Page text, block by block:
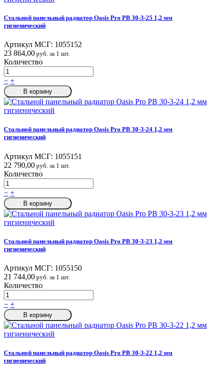
Стальной панельный радиатор Oasis Pro PB 30-3-25 1,2 мм
гигиенический
Артикул МСГ: 1055152
23 864,00 руб. за 1 шт.
Количество
− +
В корзину
Стальной панельный радиатор Oasis Pro PB 30-3-24 1,2 мм
гигиенический
Артикул МСГ: 1055151
22 790,00 руб. за 1 шт.
Количество
− +
В корзину
Стальной панельный радиатор Oasis Pro PB 30-3-23 1,2 мм
гигиенический
Артикул МСГ: 1055150
21 744,00 руб. за 1 шт.
Количество
− +
В корзину
Стальной панельный радиатор Oasis Pro PB 30-3-22 1,2 мм
гигиенический